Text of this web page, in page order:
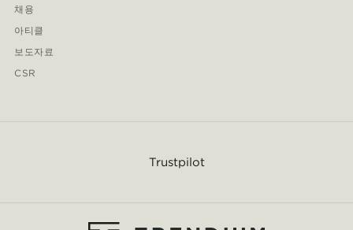
채용
아티클
보도자료
CSR
Trustpilot